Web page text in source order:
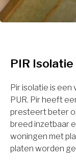
PIR
Pir isolatie is
PUR. Pir heeft
presteert beter
breed inzetbaar
woningen met
platen worden